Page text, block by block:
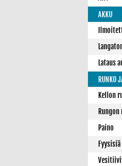
AKKU
Lataus
RUNKO
Kellon
Paino